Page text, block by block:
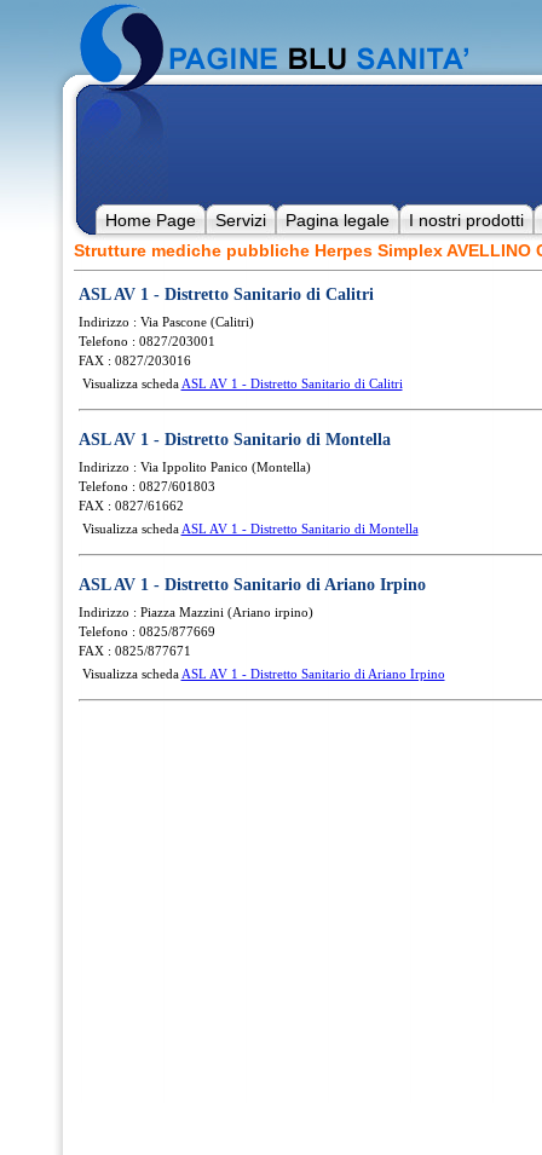
Home Page Servizi Pagina legale
I nostri prodotti
Strutture mediche pubbliche Herpes Simplex AVELLINO
ASL AV 1 - Distretto Sanitario di Calitri
Indirizzo : Via Pascone (Calitri)
Telefono : 0827/203001
FAX : 0827/203016
Visualizza scheda ASL AV 1 - Distretto Sanitario di Calitri
ASL AV 1 - Distretto Sanitario di Montella
Indirizzo : Via Ippolito Panico (Montella)
Telefono : 0827/601803
FAX : 0827/61662
Visualizza scheda ASL AV 1 - Distretto Sanitario di Montella
ASL AV 1 - Distretto Sanitario di Ariano Irpino
Indirizzo : Piazza Mazzini (Ariano irpino)
Telefono : 0825/877669
FAX : 0825/877671
Visualizza scheda ASL AV 1 - Distretto Sanitario di Ariano Irpino